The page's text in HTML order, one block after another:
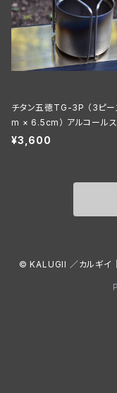
チタン五徳TG-3P （3ピ
m × 6.5cm） アルコ
¥3,600
© KALUGII ／カルギイ｜